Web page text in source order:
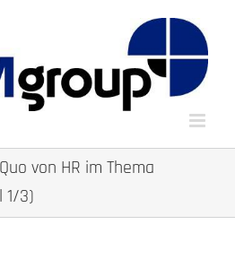
von HR im Thema
1/3)